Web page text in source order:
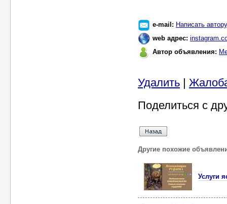
e-mail: Написать автору
web адрес:
Автор объявления:
Удалить |
Поделиться с
Другие похожие
Услуги